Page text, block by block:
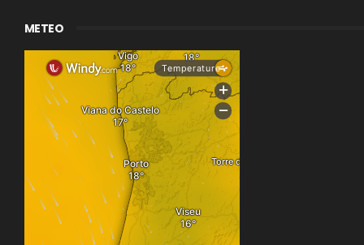
METEO